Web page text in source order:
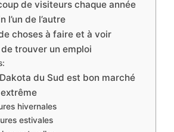
de visiteurs chaque année
l’un de l’autre
choses à faire et à voir
trouver un emploi
du Sud est bon marché
hivernales
estivales